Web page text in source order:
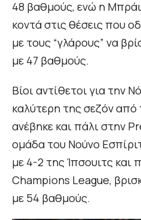
48 βαθμούς, ενώ η
κοντά στις θέσεις που
με τους “γλάρους” να
με 47 βαθμούς.
Βίοι αντίθετοι για την
καλύτερη της σεζόν
ανέβηκε και πάλι στην
ομάδα του Νούνο
με 4-2 της Ίπσουιτς και
Champions League,
με 54 βαθμούς.